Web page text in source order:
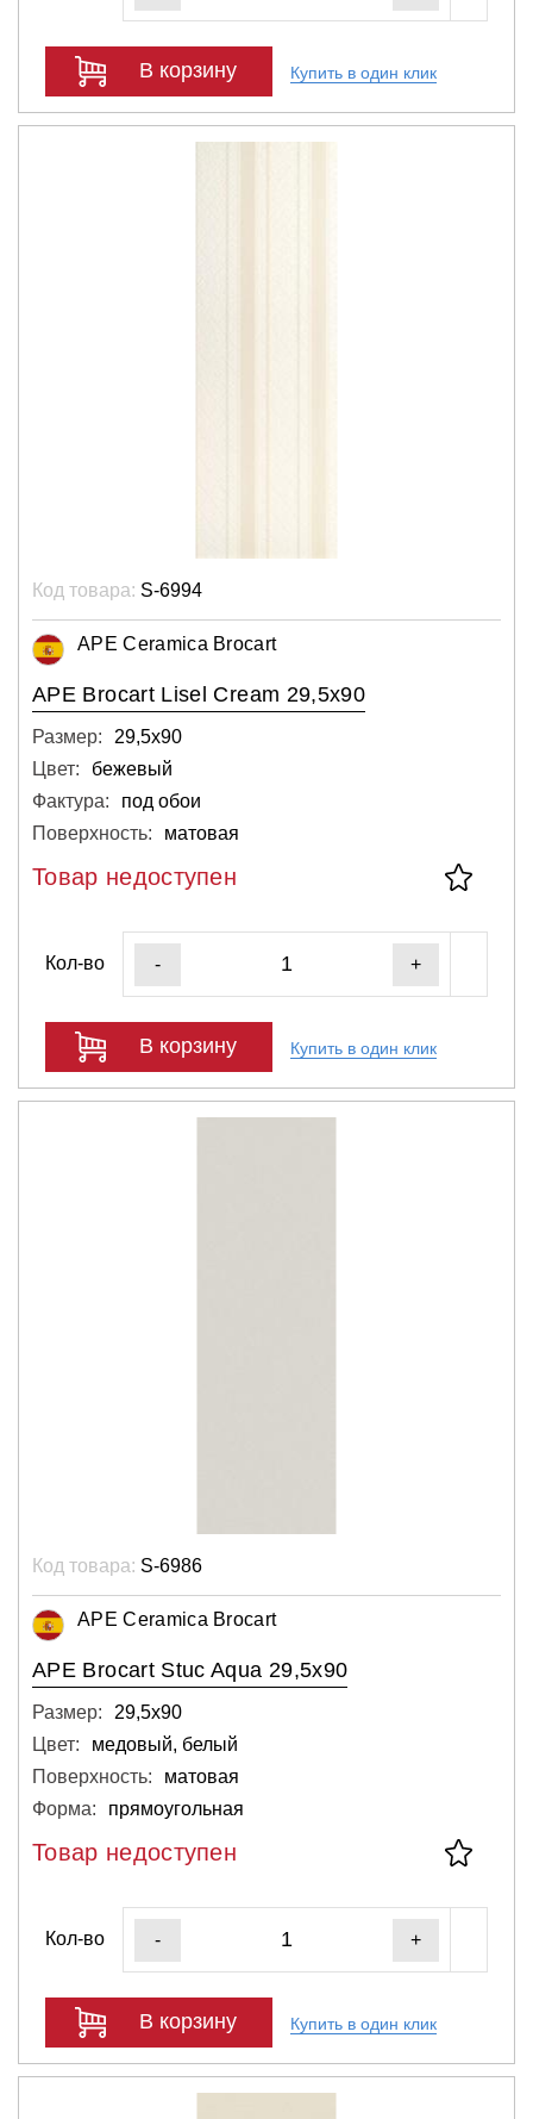
В корзину Купить в один клик
Код товара: S-6994
APE Ceramica Brocart
APE Brocart Lisel Cream 29,5x90
Размер:
29,5х90
Цвет:
бежевый
Фактура:
под обои
Поверхность:
матовая
Товар недоступен
Кол-во - +
В корзину Купить в один клик
Код товара: S-6986
APE Ceramica Brocart
APE Brocart Stuc Aqua 29,5x90
Размер:
29,5х90
Цвет:
медовый, белый
Поверхность:
матовая
Форма:
прямоугольная
Товар недоступен
Кол-во - +
В корзину Купить в один клик